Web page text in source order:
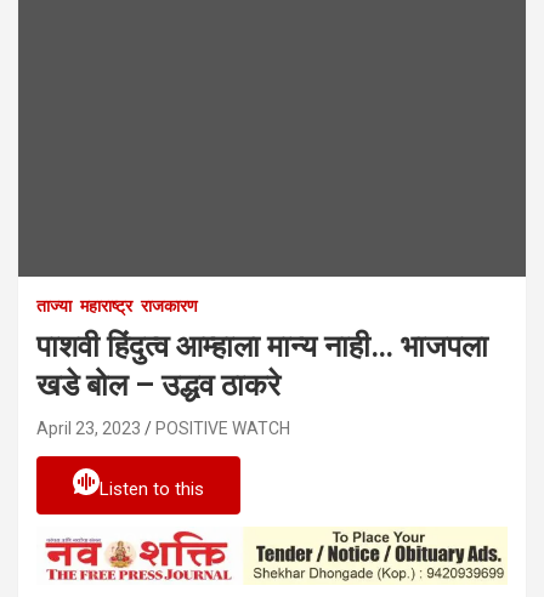
ताज्या महाराष्ट्र राजकारण
पाशवी हिंदुत्व आम्हाला मान्य नाही… भाजपला
खडे बोल – उद्धव ठाकरे
April 23, 2023 POSITIVE WATCH
Listen to this